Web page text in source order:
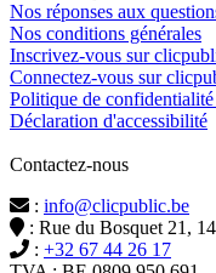
Nos réponses aux
Nos conditions générales
Inscrivez-vous sur
Connectez-vous sur
Politique de
Déclaration d'accessibilité
Contactez-nous
: info@clicpublic.be
: Rue du Bosquet 21,
: +32 67 44 26 17